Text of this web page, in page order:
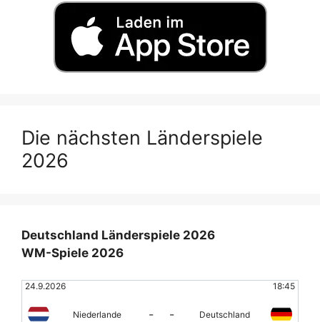
Die nächsten Länderspiele
2026
Deutschland Länderspiele 2026
WM-Spiele 2026
24.9.2026 18:45
Niederlande - - Deutschland